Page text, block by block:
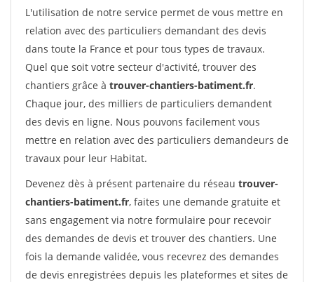
L'utilisation de notre service permet de vous mettre en
relation avec des particuliers demandant des devis
dans toute la France et pour tous types de travaux.
Quel que soit votre secteur d'activité, trouver des
chantiers grâce à trouver-chantiers-batiment.fr.
Chaque jour, des milliers de particuliers demandent
des devis en ligne. Nous pouvons facilement vous
mettre en relation avec des particuliers demandeurs de
travaux pour leur Habitat.
Devenez dès à présent partenaire du réseau trouver-
chantiers-batiment.fr, faites une demande gratuite et
sans engagement via notre formulaire pour recevoir
des demandes de devis et trouver des chantiers. Une
fois la demande validée, vous recevrez des demandes
de devis enregistrées depuis les plateformes et sites de